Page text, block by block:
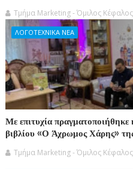
Τμήμα Marketing - Όμιλος Κέφαλος
ΛΟΓΟΤΕΧΝΙΚΑ ΝΕΑ
Με επιτυχία
βιβλίου «Ο Άχρωμος Χάρης»
Τμήμα Marketing - Όμιλος Κέφαλος